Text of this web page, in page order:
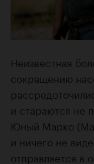
Неизвестная
сокращению
и стараются не
Юный Марко (
и ничего не
отправляется в